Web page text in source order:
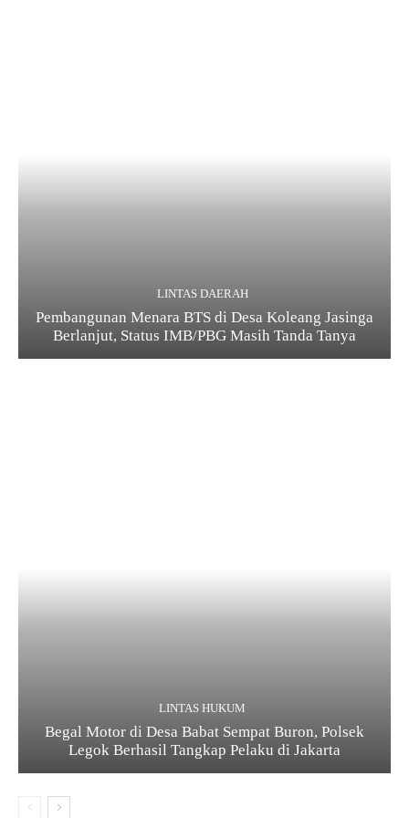
LINTAS DAERAH
Pembangunan Menara BTS di Desa Koleang Jasinga
Berlanjut, Status IMB/PBG Masih Tanda Tanya
LINTAS HUKUM
Begal Motor di Desa Babat Sempat Buron, Polsek
Legok Berhasil Tangkap Pelaku di Jakarta